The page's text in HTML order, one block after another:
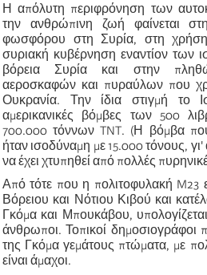
Η απόλυτη περιφρόνηση των
την ανθρώπινη ζωή φαίνεται
φωσφόρου στη Συρία, στη
συριακή κυβέρνηση εναντίον των
βόρεια Συρία και στην
αεροσκαφών και πυραύλων που
Ουκρανία. Την ίδια στιγμή το
αμερικανικές βόμβες των 500
700.000 τόννων TNT. (Η βόμβα
ήταν ισοδύναμη με 15.000 τόνους, γι'
να έχει χτυπηθεί από πολλές
Από τότε που η πολιτοφυλακή M23
Βόρειου και Νότιου Κιβού και
Γκόμα και Μπουκάβου,
άνθρωποι. Τοπικοί δημοσιογράφοι
της Γκόμα γεμάτους πτώματα, με
είναι άμαχοι.